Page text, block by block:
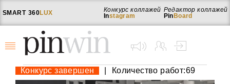
SMART 360LUX
Редактор коллажей
Pin Board
Конкурс коллажей
Instagram
Конкурс завершен Количество работ:69